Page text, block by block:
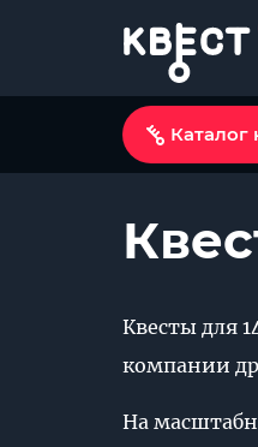
Каталог
Квесты для
компании
На